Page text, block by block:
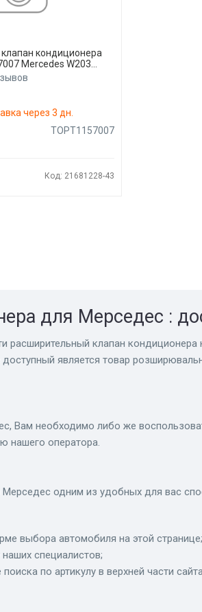
кондиционера
Mercedes W203
через 3 дн.
TOPT1157007
Код: 21681228-43
для Мерседес :
клапан
является товар
Вам необходимо либо же
нашего оператора.
одним из удобных для вас
выбора автомобиля на этой странице;
специалистов;
по артикулу в верхней части